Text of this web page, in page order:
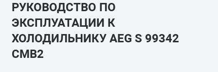
РУКОВОДСТВО ПО
ЭКСПЛУАТАЦИИ К
ХОЛОДИЛЬНИКУ AEG S 99342
CMB2